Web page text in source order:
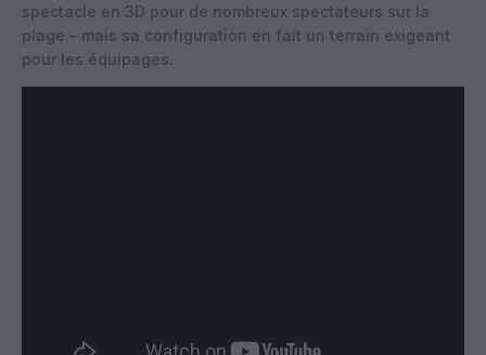
spectacle en 3D pour de nombreux spectateurs sur la
plage – mais sa configuration en fait un terrain exigeant
pour les équipages.